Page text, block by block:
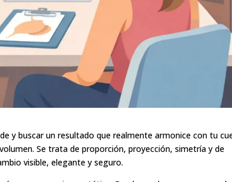
y buscar un resultado que realmente armonice con tu
Se trata de proporción, proyección, simetría y de
visible, elegante y seguro.